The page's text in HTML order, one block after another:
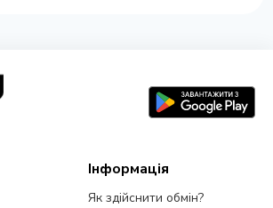
Інформація
Як здійснити обмін?